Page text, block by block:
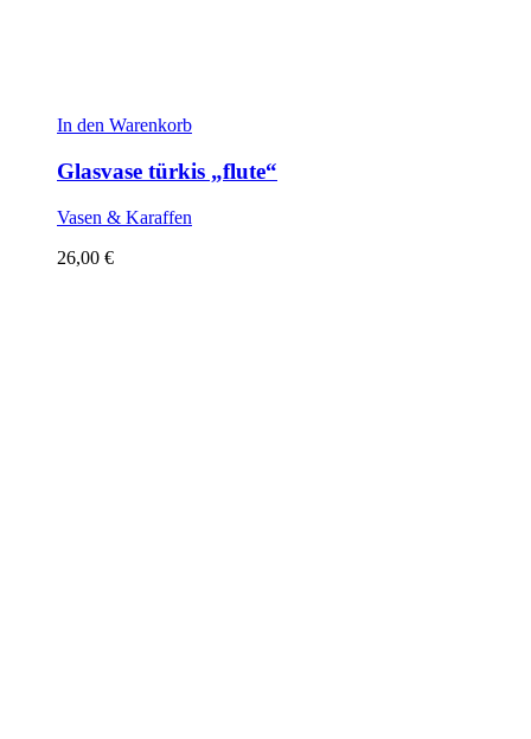
In den Warenkorb
Glasvase türkis „flute“
Vasen & Karaffen
26,00 €